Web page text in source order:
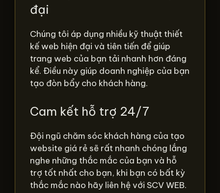
đại
Chúng tôi áp dụng nhiều kỹ thuật thiết
kế web hiện đại và tiên tiến để giúp
trang web của bạn tải nhanh hơn đáng
kể. Điều này giúp doanh nghiệp của bạn
tạo đòn bẩy cho khách hàng.
Cam kết hỗ trợ 24/7
Đội ngũ chăm sóc khách hàng của tạo
website giá rẻ sẽ rất nhanh chóng lắng
nghe những thắc mắc của bạn và hỗ
trợ tốt nhất cho bạn, khi bạn có bất kỳ
thắc mắc nào hãy liên hệ với SCV WEB.